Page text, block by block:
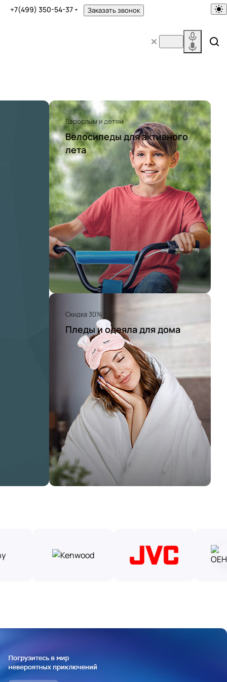
+7(499) 350-54-37 Заказать звонок
Взрослым и детям
Велосипеды для активного
лета
Скидка 30%
Пледы и одеяла для дома